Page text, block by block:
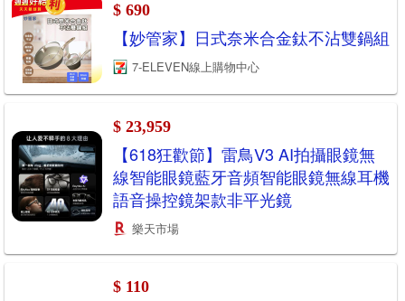
$ 690
【妙管家】日式奈米合金鈦不沾雙鍋組
7-ELEVEN線上購物中心
$ 23,959
【618狂歡節】雷鳥V3 AI拍攝眼鏡無
線智能眼鏡藍牙音頻智能眼鏡無線耳機
語音操控鏡架款非平光鏡
樂天市場
$ 110